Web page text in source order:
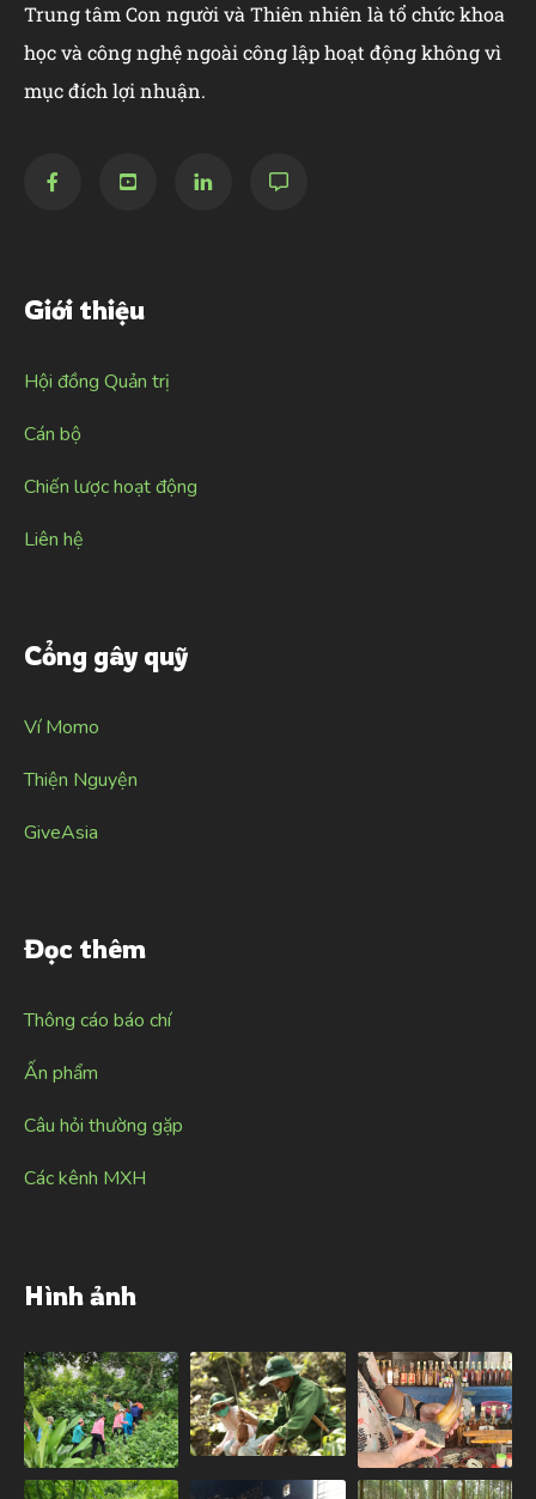
Trung tâm Con người và Thiên nhiên là tổ chức khoa
học và công nghệ ngoài công lập hoạt động không vì
mục đích lợi nhuận.
Giới thiệu
Hội đồng Quản trị
Cán bộ
Chiến lược hoạt động
Liên hệ
Cổng gây quỹ
Ví Momo
Thiện Nguyện
GiveAsia
Đọc thêm
Thông cáo báo chí
Ấn phẩm
Câu hỏi thường gặp
Các kênh MXH
Hình ảnh